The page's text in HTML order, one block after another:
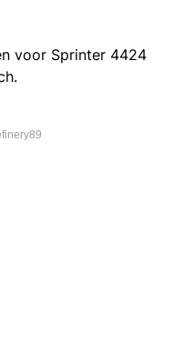
voor Sprinter 4424